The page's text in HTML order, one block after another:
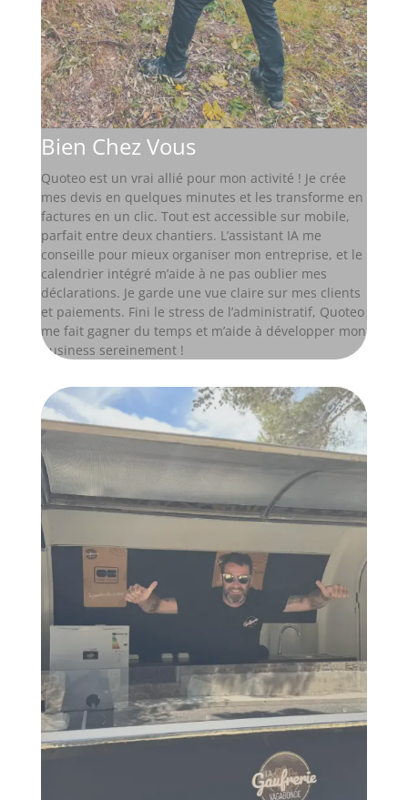
Bien Chez Vous
Quoteo est un vrai allié pour mon activité ! Je crée
mes devis en quelques minutes et les transforme en
factures en un clic. Tout est accessible sur mobile,
parfait entre deux chantiers. L’assistant IA me
conseille pour mieux organiser mon entreprise, et le
calendrier intégré m’aide à ne pas oublier mes
déclarations. Je garde une vue claire sur mes clients
et paiements. Fini le stress de l’administratif, Quoteo
me fait gagner du temps et m’aide à développer mon
business sereinement !